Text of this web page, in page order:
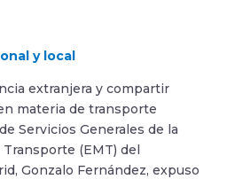
y local
extranjera y compartir
materia de transporte
Servicios Generales de la
(EMT) del
Gonzalo Fernández, expuso